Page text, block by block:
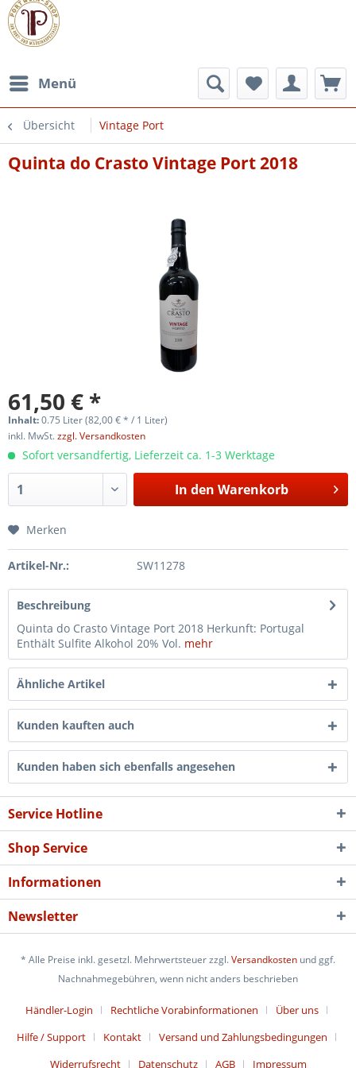
Menü
Übersicht Vintage Port
Quinta do Crasto Vintage Port 2018
61,50 € *
Inhalt:0.75 Liter (82,00 € * / 1 Liter)
inkl. MwSt.zzgl. Versandkosten
Sofort versandfertig, Lieferzeit ca. 1-3 Werktage
In den Warenkorb
Merken
Artikel-Nr.: SW11278
Beschreibung
Quinta do Crasto Vintage Port 2018 Herkunft: Portugal
Enthält Sulfite Alkohol 20% Vol. mehr
Ähnliche Artikel
Kunden kauften auch
Kunden haben sich ebenfalls angesehen
Service Hotline
Shop Service
Informationen
Newsletter
* Alle Preise inkl. gesetzl. Mehrwertsteuer zzgl.Versandkosten und ggf.
Nachnahmegebühren, wenn nicht anders beschrieben
Händler-Login Rechtliche Vorabinformationen
Über uns
Hilfe / Support
Kontakt
Versand und Zahlungsbedingungen
Widerrufsrecht
Datenschutz AGB Impressum